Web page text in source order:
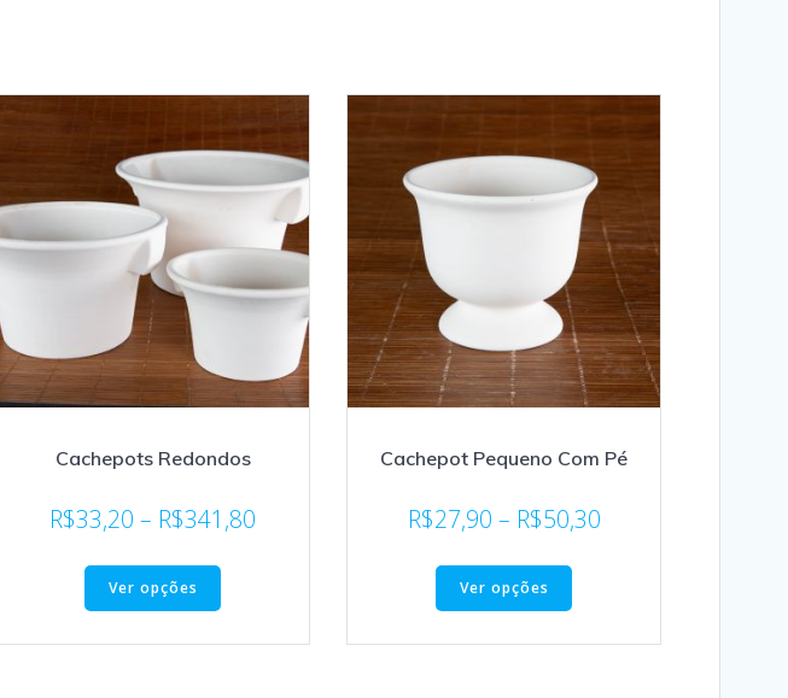
Cachepots Redondos
R$33,20 – R$341,80
Ver opções
Cachepot Pequeno Com Pé
R$27,90 – R$50,30
Ver opções